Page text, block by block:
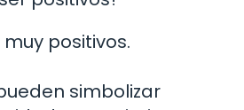
positivos.
simbolizar